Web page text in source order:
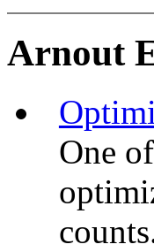
Arnout
One